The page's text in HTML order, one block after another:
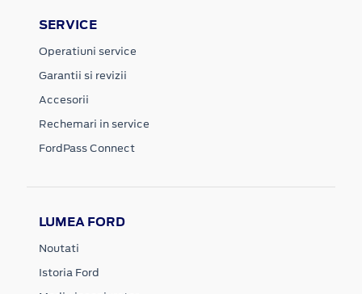
SERVICE
Operatiuni service
Garantii si revizii
Accesorii
Rechemari in service
FordPass Connect
LUMEA FORD
Noutati
Istoria Ford